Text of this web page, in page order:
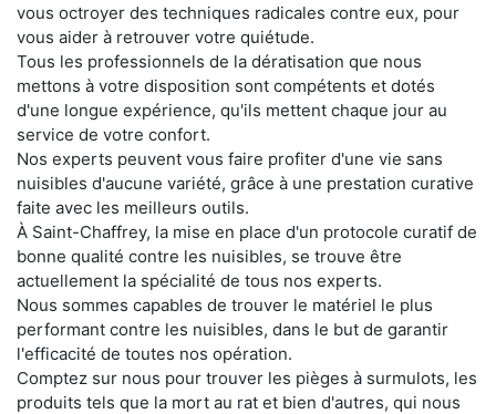
vous octroyer des techniques radicales contre eux, pour
vous aider à retrouver votre quiétude.
Tous les professionnels de la dératisation que nous
mettons à votre disposition sont compétents et dotés
d'une longue expérience, qu'ils mettent chaque jour au
service de votre confort.
Nos experts peuvent vous faire profiter d'une vie sans
nuisibles d'aucune variété, grâce à une prestation curative
faite avec les meilleurs outils.
À Saint-Chaffrey, la mise en place d'un protocole curatif de
bonne qualité contre les nuisibles, se trouve être
actuellement la spécialité de tous nos experts.
Nous sommes capables de trouver le matériel le plus
performant contre les nuisibles, dans le but de garantir
l'efficacité de toutes nos opération.
Comptez sur nous pour trouver les pièges à surmulots, les
produits tels que la mort au rat et bien d'autres, qui nous